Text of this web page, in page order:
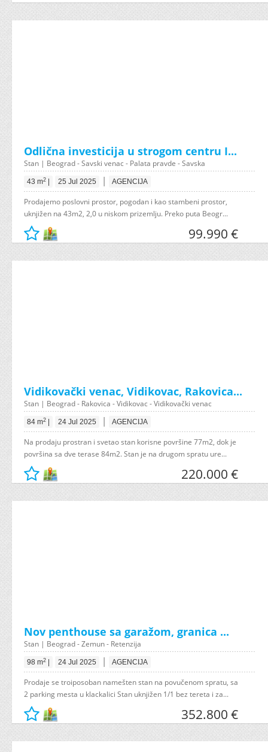
Odlična investicija u strogom centru I...
Stan | Beograd - Savski venac - Palata pravde - Savska
43 m2 25 Jul 2025 | AGENCIJA
Prodajemo poslovni prostor, pogodan i kao stambeni prostor,
uknjižen na 43m2, 2,0 u niskom prizemlju. Preko puta Beogr...
99.990 €
Vidikovački venac, Vidikovac, Rakovica...
Stan | Beograd - Rakovica - Vidikovac - Vidikovački venac
84 m2 24 Jul 2025 | AGENCIJA
Na prodaju prostran i svetao stan korisne površine 77m2, dok je
površina sa dve terase 84m2. Stan je na drugom spratu ure...
220.000 €
Nov penthouse sa garažom, granica ...
Stan | Beograd - Zemun - Retenzija
98 m2 24 Jul 2025 | AGENCIJA
Prodaje se troiposoban namešten stan na povučenom spratu, sa
2 parking mesta u klackalici Stan uknjižen 1/1 bez tereta i za...
352.800 €